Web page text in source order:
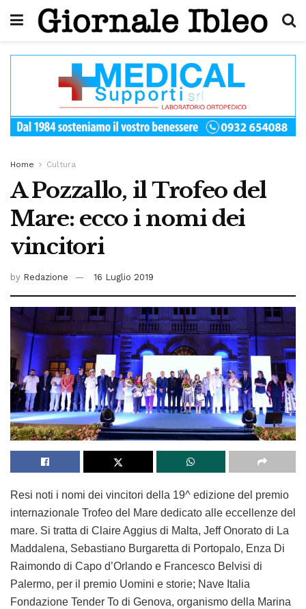
Home Cultura
A Pozzallo, il Trofeo del
Mare: ecco i nomi dei
vincitori
by Redazione 16 Luglio 2019
Resi noti i nomi dei vincitori della 19^ edizione del premio
internazionale Trofeo del Mare dedicato alle eccellenze del
mare. Si tratta di Claire Aggius di Malta, Jeff Onorato di La
Maddalena, Sebastiano Burgaretta di Portopalo, Enza Di
Raimondo di Capo d’Orlando e Francesco Belvisi di
Palermo, per il premio Uomini e storie; Nave Italia
Fondazione Tender To di Genova, organismo della Marina